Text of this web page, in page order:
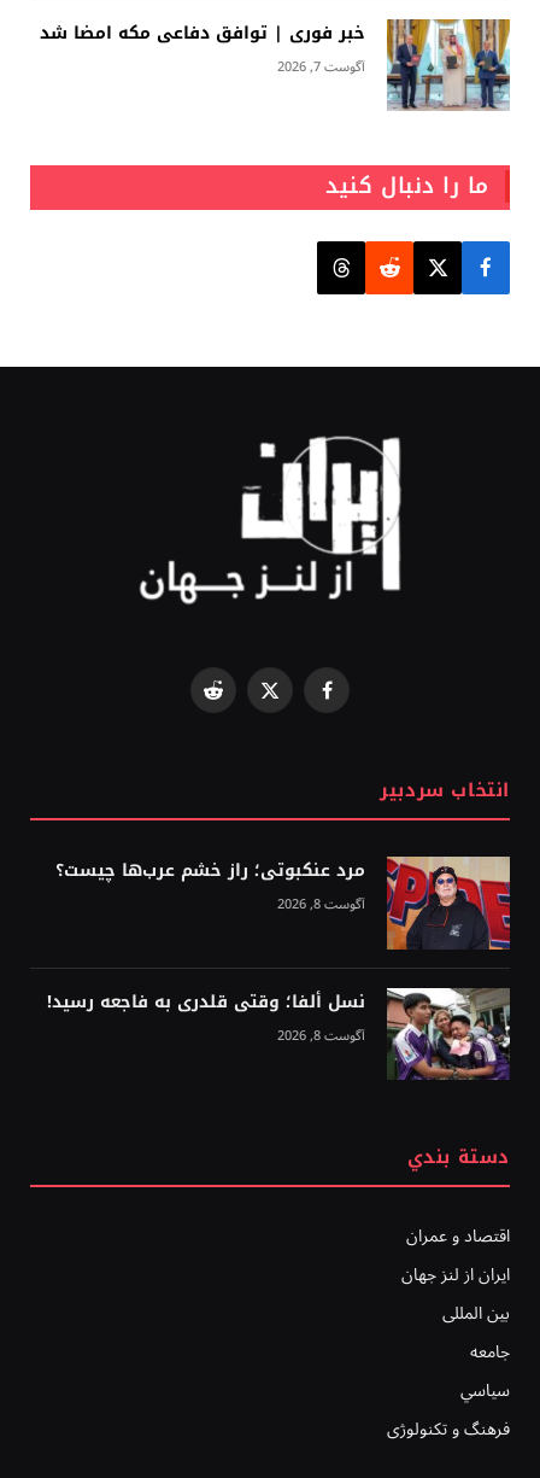
خبر فوری | توافق دفاعی مکه امضا شد
آگوست 7, 2026
ما را دنبال کنید
Facebook
X
Reddit
انتخاب سردبیر
مرد عنکبوتی؛ راز خشم عرب‌ها چیست؟
آگوست 8, 2026
نسل ألفا؛ وقتی قلدری به فاجعه رسید!
آگوست 8, 2026
دستة بندي
اقتصاد و عمران
ایران از لنز جهان
بين المللى
جامعه
سياسي
فرهنگ و تکنولوژی